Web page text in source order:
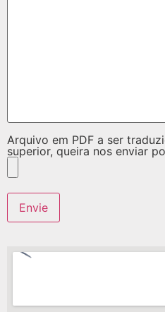
Arquivo em PDF a ser
superior, queira nos enviar